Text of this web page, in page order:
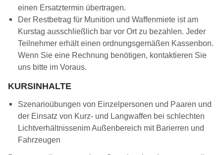
einen Ersatztermin übertragen.
Der Restbetrag für Munition und Waffenmiete ist am
Kurstag ausschließlich bar vor Ort zu bezahlen. Jeder
Teilnehmer erhält einen ordnungsgemäßen Kassenbon.
Wenn Sie eine Rechnung benötigen, kontaktieren Sie
uns bitte im Voraus.
KURSINHALTE
Szenarioübungen von Einzelpersonen und Paaren und
der Einsatz von Kurz- und Langwaffen bei schlechten
Lichtverhältnissenim Außenbereich mit Barierren und
Fahrzeugen